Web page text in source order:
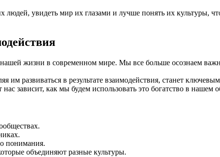
людей, увидеть мир их глазами и лучше понять их культуры,
жизни в современном мире. Мы все больше осознаем
им развиваться в результате взаимодействия, станет
зависит, как мы будем использовать это богатство в нашем
понимания.
объединяют разные культуры.